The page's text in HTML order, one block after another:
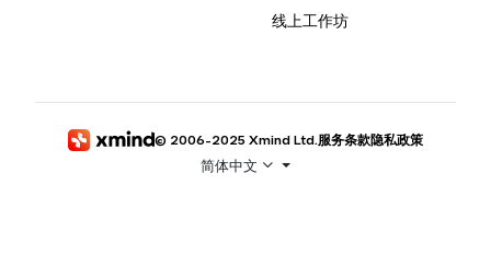
线上工作坊
© 2006-2025 Xmind Ltd.服务条款隐私政策
简体中文